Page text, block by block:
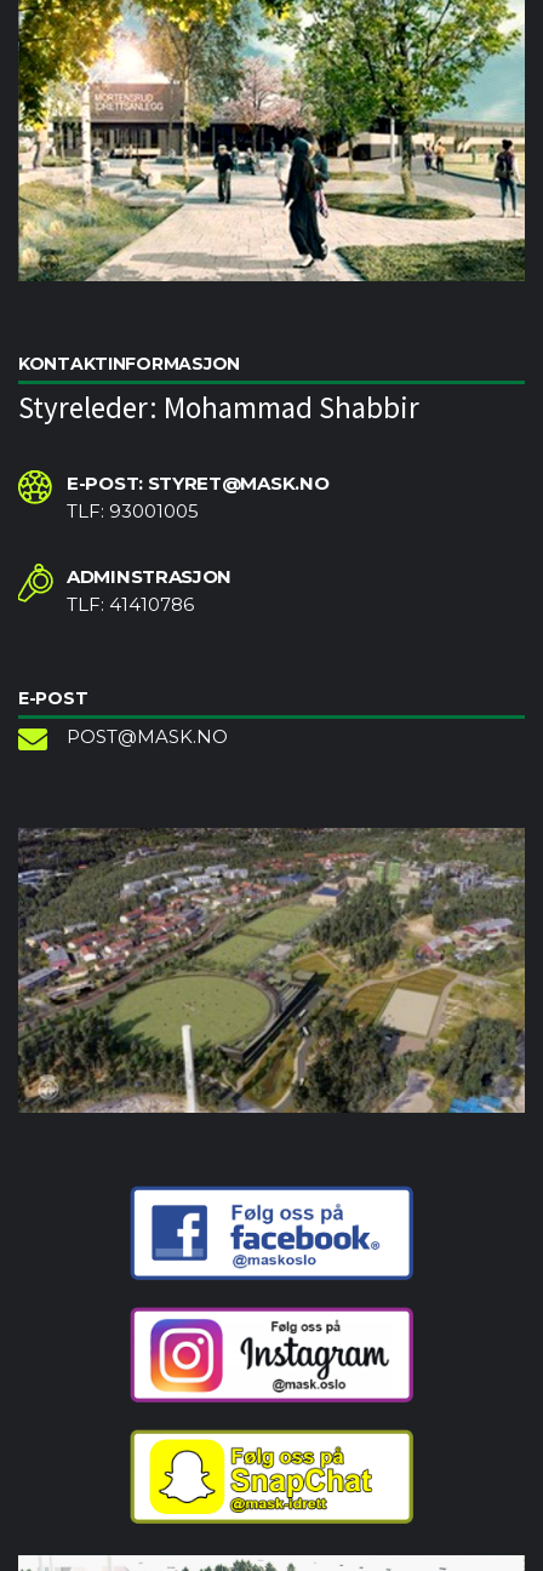
KONTAKTINFORMASJON
Styreleder: Mohammad Shabbir
E-POST: STYRET@MASK.NO
TLF: 93001005
ADMINSTRASJON
TLF: 41410786
E-POST
POST@MASK.NO